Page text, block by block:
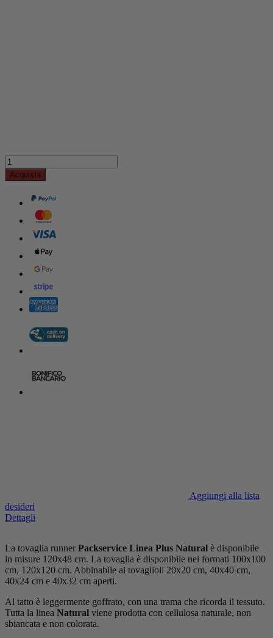
Acquista
Aggiungi alla lista
desideri
Dettagli
La tovaglia runner Packservice Linea Plus Natural è disponibile
in misure 120x48 cm. La tovaglia è disponibile nei formati 100x100
cm, 120x120 cm. Abbinabile ai tovaglioli 20x20 cm, 40x40 cm,
40x24 cm e 40x32 cm aperti.
Al tatto è leggermente goffrato, con una trama che ricorda il tessuto.
Tutta la linea Natural viene prodotta con cellulosa naturale, non
sbiancata e non colorata.